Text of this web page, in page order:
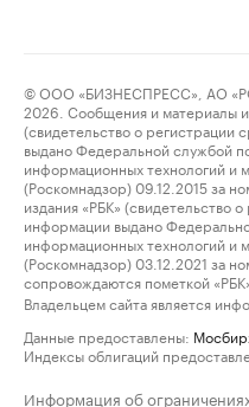
© ООО «БИЗНЕСПРЕСС», АО
2026. Сообщения и материалы
(свидетельство о регистрации
выдано Федеральной службой
информационных технологий и
(Роскомнадзор) 09.12.2015 за
издания «РБК» (свидетельство
информации выдано
информационных технологий и
(Роскомнадзор) 03.12.2021 за
сопровождаются пометкой
Владельцем сайта является
Данные предоставлены:
Индексы облигаций
Информация об